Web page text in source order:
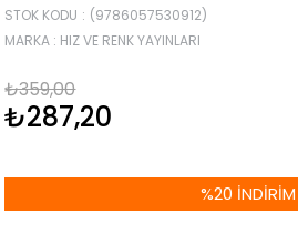
STOK KODU
(9786057530912)
MARKA : HIZ VE RENK YAYINLARI
₺359,00
₺287,20
%20 İNDIRIM